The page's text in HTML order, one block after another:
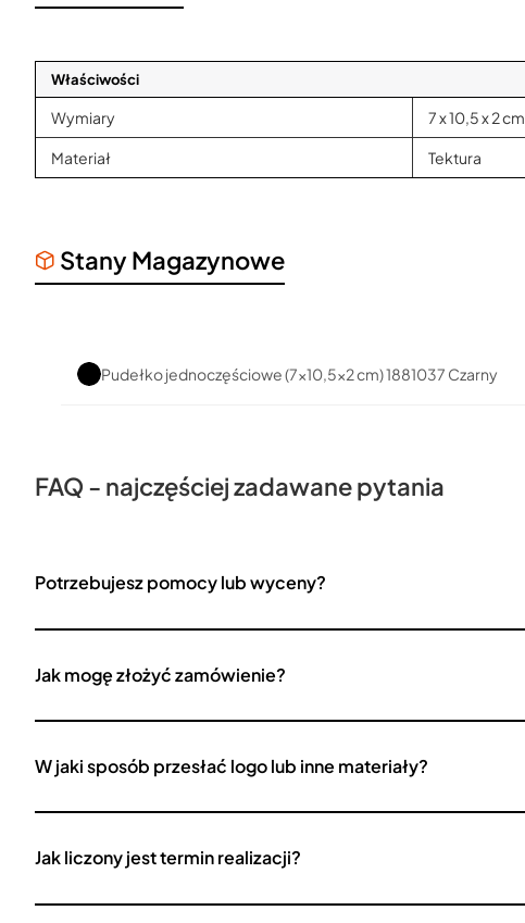
Właściwości
Wymiary 7 x 10,5 x 2 cm
Materiał Tektura
Stany Magazynowe
Pudełko jednoczęściowe (7x10,5x2 cm) 1881037 Czarny
FAQ - najczęściej zadawane pytania
Potrzebujesz pomocy lub wyceny?
Jak mogę złożyć zamówienie?
W jaki sposób przesłać logo lub inne materiały?
Jak liczony jest termin realizacji?